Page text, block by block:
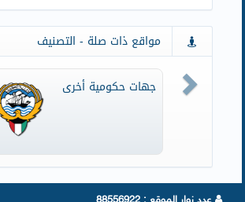
مواقع ذات صلة - التصنيف
Next
عدد زوار الموقع : 88556922